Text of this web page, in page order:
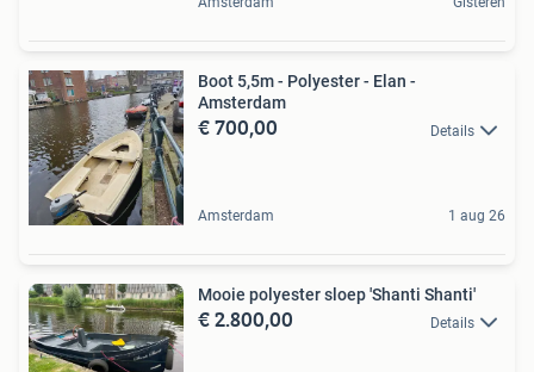
Boot 5,5m - Polyester - Elan -
Amsterdam
€ 700,00 Details
Amsterdam 1 aug 26
Mooie polyester sloep 'Shanti Shanti'
€ 2.800,00 Details